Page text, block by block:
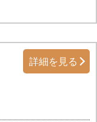
詳細を見る